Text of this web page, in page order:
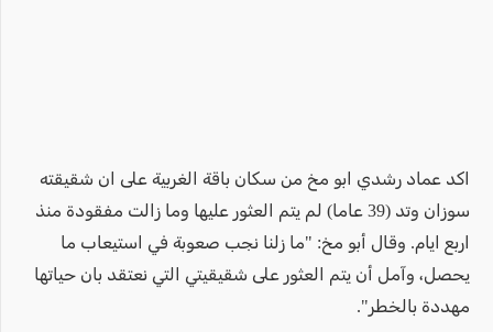
اكد عماد رشدي ابو مخ من سكان باقة الغربية على ان شقيقته
سوزان وتد (39 عاما) لم يتم العثور عليها وما زالت مفقودة منذ
اربع ايام. وقال أبو مخ: "ما زلنا نجب صعوبة في استيعاب ما
يحصل، وآمل أن يتم العثور على شقيقيتي التي نعتقد بان حياتها
مهددة بالخطر".